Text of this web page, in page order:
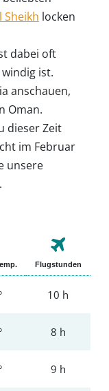
Sheikh locken
dabei oft
ist.
anschauen,
Oman.
dieser Zeit
im Februar
unsere
Flugstunden
10 h
8 h
9 h